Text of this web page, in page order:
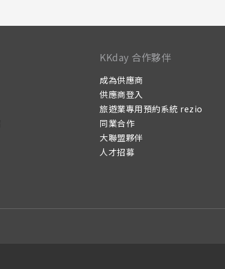
KKday 合作夥伴
成為供應商
供應商登入
旅遊業專用預約系統 rezio
同業合作
大聯盟夥伴
人才招募